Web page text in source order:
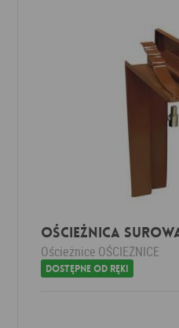
Ościeżnica
Ościeżnice OŚCIEŻNICE
Dostępne od ręki